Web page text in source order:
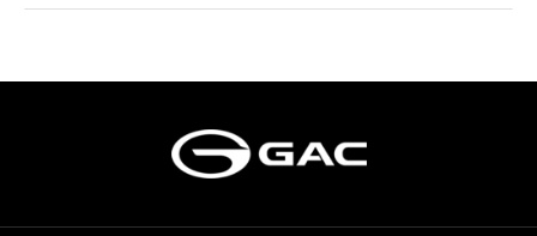
Эс Икс ПРЕМИУМ — SX PREMIUM
S7 — Эс 7 (S7) в комплектациях
Эс Икс ПРЕМИУМ — SX PREMIUM, Эс Тэ — ST
в комплектации Экс ПРЕМИУМ — EX PREMIUM